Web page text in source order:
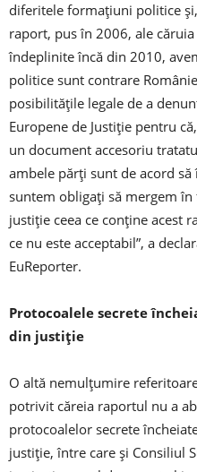
diferitele formaţiuni politice
raport, pus în 2006, ale
îndeplinite încă din 2010,
politice sunt contrare
posibilităţile legale de a
Europene de Justiţie pentru
un document accesoriu
ambele părţi sunt de acord
suntem obligaţi să mergem
justiţie ceea ce conţine acest
ce nu este acceptabil”, a
EuReporter.
Protocoalele secrete
din justiţie
O altă nemulţumire
potrivit căreia raportul nu a
protocoalelor secrete
justiţie, între care şi Consiliul